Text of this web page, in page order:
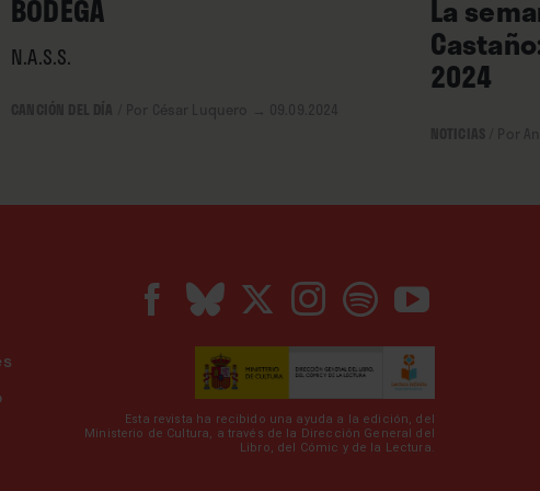
BODEGA
N.A.S.S.
La
2024
Esta revista ha recibido una ayuda a la edición, del
Ministerio de Cultura, a través de la Dirección General del
Libro, del Cómic y de la Lectura.